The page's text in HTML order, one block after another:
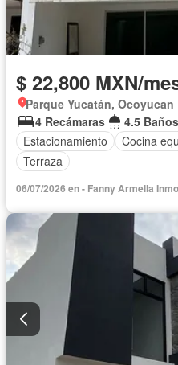
$ 22,800 MXN/
Parque Yucatán, Ocoyucan
4 Recámaras
4.5 Baños
Estacionamiento
Cocina
Terraza
06/07/2026 en - Fanny Armella